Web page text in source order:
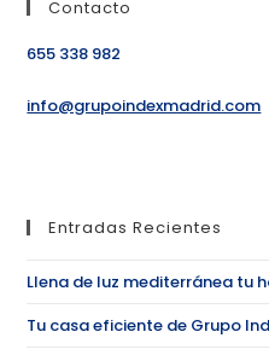
Contacto
655 338 982
info@grupoindexmadrid.com
Entradas Recientes
Llena de luz mediterránea tu
Tu casa eficiente de Grupo